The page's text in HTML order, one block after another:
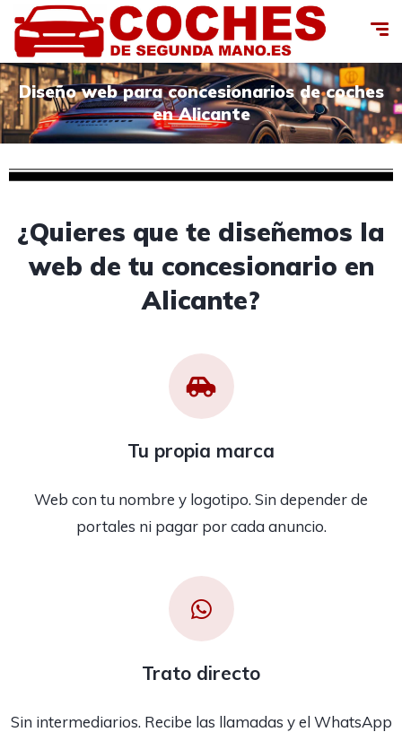
Diseño web para concesionarios de coches
en Alicante
¿Quieres que te diseñemos la
web de tu concesionario en
Alicante?
Tu propia marca
Web con tu nombre y logotipo. Sin depender de
portales ni pagar por cada anuncio.
Trato directo
Sin intermediarios. Recibe las llamadas y el WhatsApp